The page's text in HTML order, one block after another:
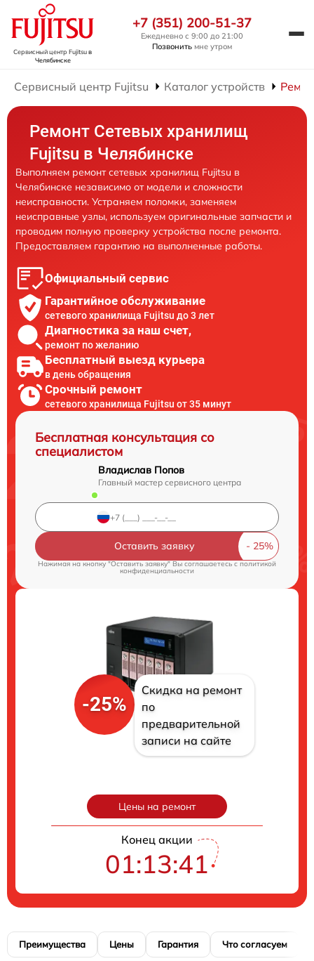
Сервисный центр Fujitsuв
Челябинске
+7 (351) 200-51-37
Ежедневно с 9:00 до 21:00
Позвонить мне утром
Сервисный центр Fujitsu Каталог устройств
Ремонт Сетевых хранилищ
Fujitsu в Челябинске
Выполняем ремонт сетевых хранилищ Fujitsu в
Челябинске независимо от модели и сложности
неисправности. Устраняем поломки, заменяем
неисправные узлы, используем оригинальные запчасти и
проводим полную проверку устройства после ремонта.
Предоставляем гарантию на выполненные работы.
Официальный сервис
Гарантийное обслуживание
сетевого хранилища Fujitsu до 3 лет
Диагностика за наш счет,
ремонт по желанию
Бесплатный выезд курьера
в день обращения
Срочный ремонт
сетевого хранилища Fujitsu от 35 минут
Бесплатная консультация со
специалистом
Владислав Попов
Главный мастер сервисного центра
Оставить заявку
Нажимая на кнопку "Оставить заявку" Вы соглашаетесь cполитикой
конфиденциальности
-25%
Скидка на ремонт
по
предварительной
записи на сайте
Цены на ремонт
Конец акции
01:13:40
Преимущества Цены Гарантия Что согласуем